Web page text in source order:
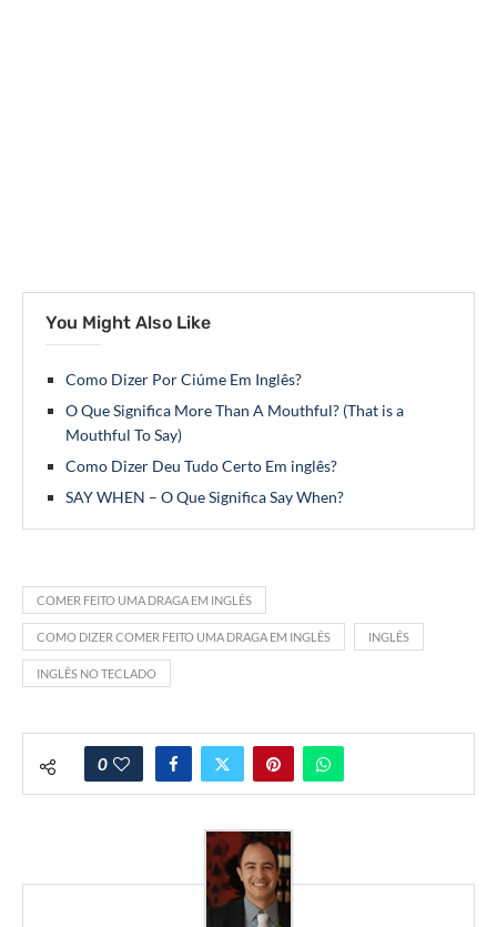
You Might Also Like
Como Dizer Por Ciúme Em Inglês?
O Que Significa More Than A Mouthful? (That is a
Mouthful To Say)
Como Dizer Deu Tudo Certo Em inglês?
SAY WHEN – O Que Significa Say When?
COMER FEITO UMA DRAGA EM INGLÊS
COMO DIZER COMER FEITO UMA DRAGA EM INGLÊS INGLÊS
INGLÊS NO TECLADO
0